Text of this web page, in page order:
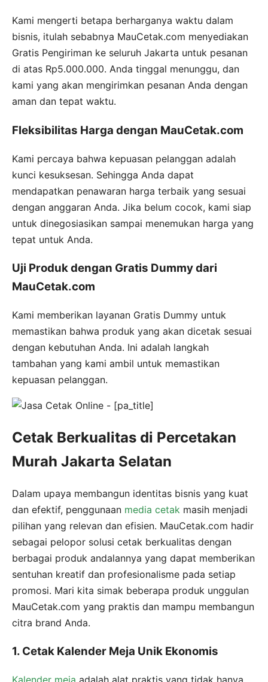
Kami mengerti betapa berharganya waktu dalam
bisnis, itulah sebabnya MauCetak.com menyediakan
Gratis Pengiriman ke seluruh Jakarta untuk pesanan
di atas Rp5.000.000. Anda tinggal menunggu, dan
kami yang akan mengirimkan pesanan Anda dengan
aman dan tepat waktu.
Fleksibilitas Harga dengan MauCetak.com
Kami percaya bahwa kepuasan pelanggan adalah
kunci kesuksesan. Sehingga Anda dapat
mendapatkan penawaran harga terbaik yang sesuai
dengan anggaran Anda. Jika belum cocok, kami siap
untuk dinegosiasikan sampai menemukan harga yang
tepat untuk Anda.
Uji Produk dengan Gratis Dummy dari
MauCetak.com
Kami memberikan layanan Gratis Dummy untuk
memastikan bahwa produk yang akan dicetak sesuai
dengan kebutuhan Anda. Ini adalah langkah
tambahan yang kami ambil untuk memastikan
kepuasan pelanggan.
Cetak Berkualitas di Percetakan
Murah Jakarta Selatan
Dalam upaya membangun identitas bisnis yang kuat
dan efektif, penggunaan media cetak masih menjadi
pilihan yang relevan dan efisien. MauCetak.com hadir
sebagai pelopor solusi cetak berkualitas dengan
berbagai produk andalannya yang dapat memberikan
sentuhan kreatif dan profesionalisme pada setiap
promosi. Mari kita simak beberapa produk unggulan
MauCetak.com yang praktis dan mampu membangun
citra brand Anda.
1. Cetak Kalender Meja Unik Ekonomis